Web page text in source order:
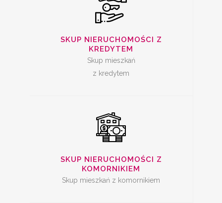
SKUP NIERUCHOMOŚCI Z
KREDYTEM
Skup mieszkań
z kredytem
SKUP NIERUCHOMOŚCI Z
KOMORNIKIEM
Skup mieszkań z komornikiem
NIERUCHOMOŚCI Z
KOMORNIKIEM
SKUP ZADŁUŻONYCH